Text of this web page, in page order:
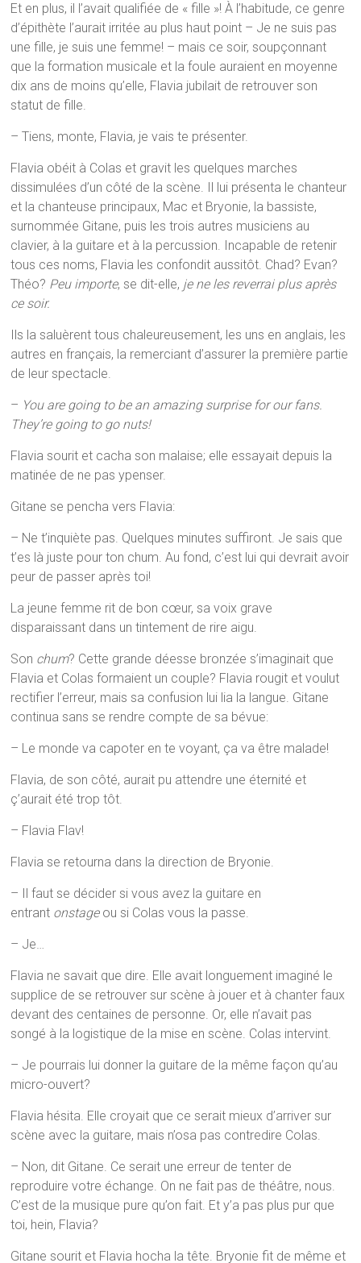
Et en plus, il l’avait qualifiée de « fille »! À l’habitude, ce genre
d’épithète l’aurait irritée au plus haut point – Je ne suis pas
une fille, je suis une femme! – mais ce soir, soupçonnant
que la formation musicale et la foule auraient en moyenne
dix ans de moins qu’elle, Flavia jubilait de retrouver son
statut de fille.
– Tiens, monte, Flavia, je vais te présenter.
Flavia obéit à Colas et gravit les quelques marches
dissimulées d’un côté de la scène. Il lui présenta le chanteur
et la chanteuse principaux, Mac et Bryonie, la bassiste,
surnommée Gitane, puis les trois autres musiciens au
clavier, à la guitare et à la percussion. Incapable de retenir
tous ces noms, Flavia les confondit aussitôt. Chad? Evan?
Théo? Peu importe, se dit-elle, je ne les reverrai plus après
ce soir.
Ils la saluèrent tous chaleureusement, les uns en anglais, les
autres en français, la remerciant d’assurer la première partie
de leur spectacle.
– You are going to be an amazing surprise for our fans.
They’re going to go nuts!
Flavia sourit et cacha son malaise; elle essayait depuis la
matinée de ne pas ypenser.
Gitane se pencha vers Flavia:
– Ne t’inquiète pas. Quelques minutes suffiront. Je sais que
t’es là juste pour ton chum. Au fond, c’est lui qui devrait avoir
peur de passer après toi!
La jeune femme rit de bon cœur, sa voix grave
disparaissant dans un tintement de rire aigu.
Son chum? Cette grande déesse bronzée s’imaginait que
Flavia et Colas formaient un couple? Flavia rougit et voulut
rectifier l’erreur, mais sa confusion lui lia la langue. Gitane
continua sans se rendre compte de sa bévue:
– Le monde va capoter en te voyant, ça va être malade!
Flavia, de son côté, aurait pu attendre une éternité et
ç’aurait été trop tôt.
– Flavia Flav!
Flavia se retourna dans la direction de Bryonie.
– Il faut se décider si vous avez la guitare en
entrant onstageou si Colas vous la passe.
– Je…
Flavia ne savait que dire. Elle avait longuement imaginé le
supplice de se retrouver sur scène à jouer et à chanter faux
devant des centaines de personne. Or, elle n’avait pas
songé à la logistique de la mise en scène. Colas intervint.
– Je pourrais lui donner la guitare de la même façon qu’au
micro-ouvert?
Flavia hésita. Elle croyait que ce serait mieux d’arriver sur
scène avec la guitare, mais n’osa pas contredire Colas.
– Non, dit Gitane. Ce serait une erreur de tenter de
reproduire votre échange. On ne fait pas de théâtre, nous.
C’est de la musique pure qu’on fait. Et y’a pas plus pur que
toi, hein, Flavia?
Gitane sourit et Flavia hocha la tête. Bryonie fit de même et